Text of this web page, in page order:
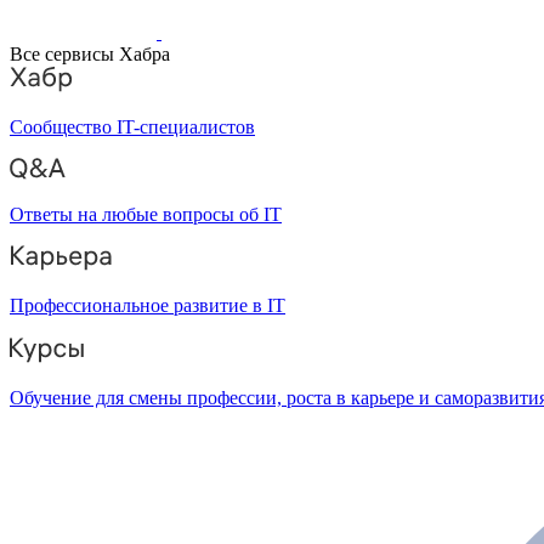
Все сервисы Хабра
Сообщество IT-специалистов
Ответы на любые вопросы об IT
Профессиональное развитие в IT
Обучение для смены профессии, роста в карьере и